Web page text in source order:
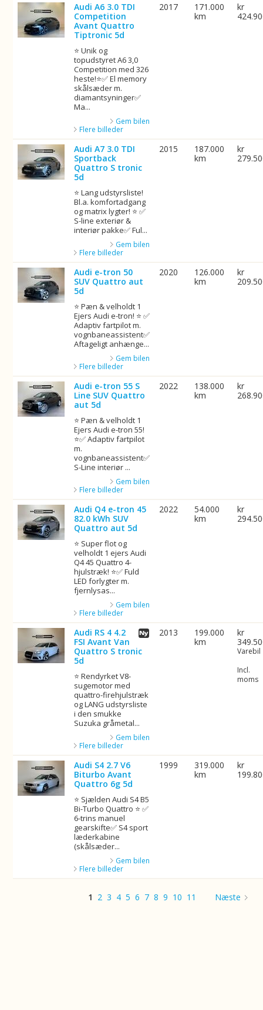
Audi A6 3.0 TDI
Competition
Avant Quattro
Tiptronic 5d
⭐ Unik og
topudstyret A6 3,0
Competition med 326
heste!⭐✅ El memory
skålsæder m.
diamantsyninger✅
Ma...
Gem bilen
Flere billeder
2017
171.000
km
kr
Audi A7 3.0 TDI
Sportback
Quattro S tronic
5d
⭐ Lang udstyrsliste!
Bl.a. komfortadgang
og matrix lygter! ⭐ ✅
S-line exteriør &
interiør pakke✅ Ful...
Gem bilen
Flere billeder
2015
187.000
km
kr
Audi e-tron 50
SUV Quattro aut
5d
⭐ Pæn & velholdt 1
Ejers Audi e-tron! ⭐ ✅
Adaptiv fartpilot m.
vognbaneassistent✅
Aftageligt anhænge...
Gem bilen
Flere billeder
2020
126.000
km
kr
Audi e-tron 55 S
Line SUV Quattro
aut 5d
⭐ Pæn & velholdt 1
Ejers Audi e-tron 55!
⭐✅ Adaptiv fartpilot
m.
vognbaneassistent✅
S-Line interiør ...
Gem bilen
Flere billeder
2022
138.000
km
kr
Audi Q4 e-tron 45
82.0 kWh SUV
Quattro aut 5d
⭐ Super flot og
velholdt 1 ejers Audi
Q4 45 Quattro 4-
hjulstræk! ⭐✅ Fuld
LED forlygter m.
fjernlysas...
Gem bilen
Flere billeder
2022
54.000
km
kr
Audi RS 4 4.2
FSI Avant Van
Quattro S tronic
5d
⭐ Rendyrket V8-
sugemotor med
quattro-firehjulstræk
og LANG udstyrsliste
i den smukke
Suzuka gråmetal...
Gem bilen
Flere billeder
2013
199.000
km
kr
Varebil
Incl.
moms
Audi S4 2.7 V6
Biturbo Avant
Quattro 6g 5d
⭐ Sjælden Audi S4 B5
Bi-Turbo Quattro ⭐ ✅
6-trins manuel
gearskifte✅ S4 sport
læderkabine
(skålsæder...
Gem bilen
Flere billeder
1999
319.000
km
kr
1 2 3 4 5 6 7 8 9 10 11 Næste